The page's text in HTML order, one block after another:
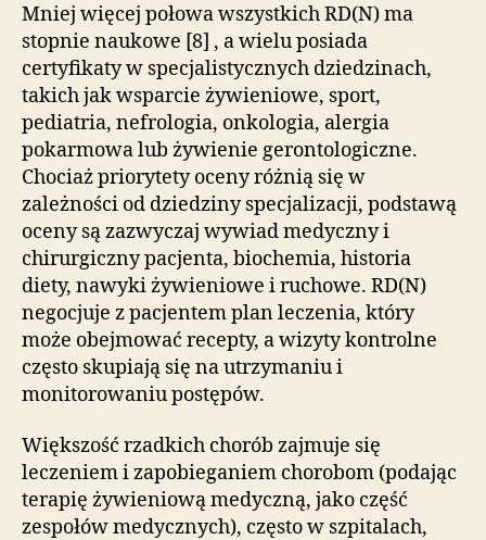
Mniej więcej połowa wszystkich RD(N) ma
stopnie naukowe [8] , a wielu posiada
certyfikaty w specjalistycznych dziedzinach,
takich jak wsparcie żywieniowe, sport,
pediatria, nefrologia, onkologia, alergia
pokarmowa lub żywienie gerontologiczne.
Chociaż priorytety oceny różnią się w
zależności od dziedziny specjalizacji, podstawą
oceny są zazwyczaj wywiad medyczny i
chirurgiczny pacjenta, biochemia, historia
diety, nawyki żywieniowe i ruchowe. RD(N)
negocjuje z pacjentem plan leczenia, który
może obejmować recepty, a wizyty kontrolne
często skupiają się na utrzymaniu i
monitorowaniu postępów.
Większość rzadkich chorób zajmuje się
leczeniem i zapobieganiem chorobom (podając
terapię żywieniową medyczną, jako część
zespołów medycznych), często w szpitalach,